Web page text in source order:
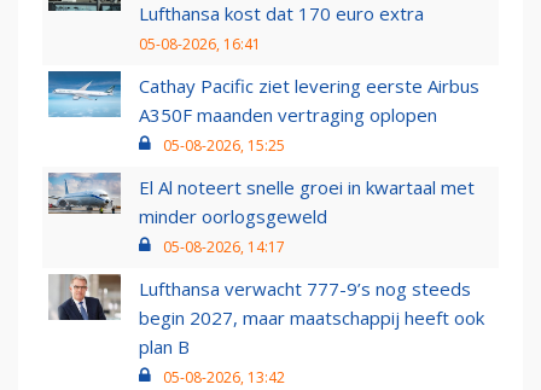
Lufthansa kost dat 170 euro extra
05-08-2026, 16:41
Cathay Pacific ziet levering eerste Airbus
A350F maanden vertraging oplopen
05-08-2026, 15:25
El Al noteert snelle groei in kwartaal met
minder oorlogsgeweld
05-08-2026, 14:17
Lufthansa verwacht 777-9’s nog steeds
begin 2027, maar maatschappij heeft ook
plan B
05-08-2026, 13:42